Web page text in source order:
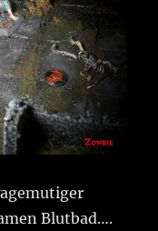
Blutbad….